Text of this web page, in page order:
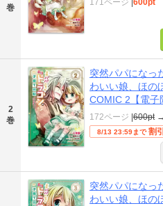
巻
171ページ 600pt
2
巻
突然パパになっ
わいい娘、ほの
COMIC 2【電子
172ページ 600pt →
8/13 23:59まで 割
突然パパになっ
わいい娘、ほの